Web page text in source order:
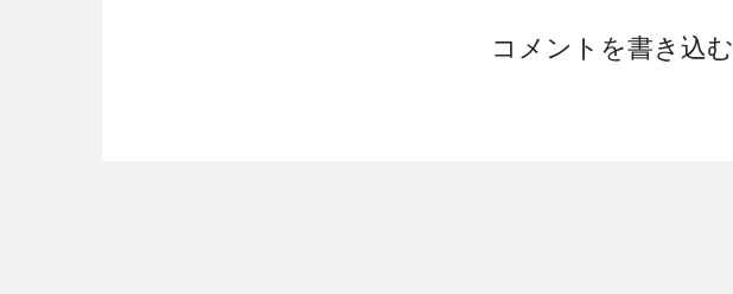
コメントを書き込む